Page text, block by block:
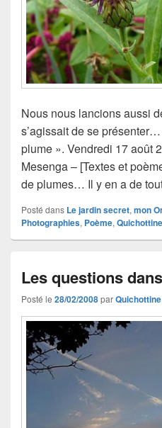
Nous nous lancions aussi
s’agissait de se
plume ». Vendredi 17 août
Mesenga – [Textes et
de plumes… Il y en a de
Posté dans Le jardin secret, mon
Photographies, Poème, Quichottine
Les questions
Posté le 28/02/2008parQuichottine